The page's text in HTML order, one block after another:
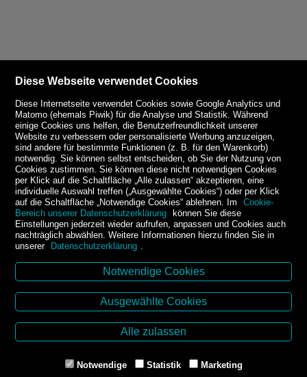
Kontakt
Buchhandlung Kirchner-Krämer
Dr.-Karl-Renner-Platz 2
2000 Stockerau
Mail: buchhandlung@aon.at
Diese Webseite verwendet Cookies
Diese Internetseite verwendet Cookies sowie Google Analytics und
Matomo (ehemals Piwik) für die Analyse und Statistik. Während
einige Cookies uns helfen, die Benutzerfreundlichkeit unserer
Website zu verbessern oder personalisierte Werbung anzuzeigen,
sind andere für bestimmte Funktionen (z. B. für den Warenkorb)
notwendig. Sie können selbst entscheiden, ob Sie der Nutzung von
Cookies zustimmen. Sie können diese nicht notwendigen Cookies
per Klick auf die Schaltfläche „Alle zulassen“ akzeptieren, eine
individuelle Auswahl treffen („Ausgewählte Cookies“) oder per Klick
auf die Schaltfläche „Notwendige Cookies“ ablehnen. Im
Cookie-
Bereich unserer Datenschutzerklärung können Sie diese
Einstellungen jederzeit wieder aufrufen, anpassen und Cookies auch
nachträglich abwählen. Weitere Informationen hierzu finden Sie in
unserer Datenschutzerklärung
Notwendige Cookies
Ausgewählte Cookies
Alle zulassen
Notwendige Statistik Marketing